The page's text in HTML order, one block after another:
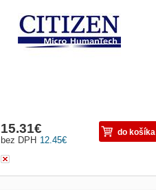
zakoupení spolu s tiskárnou, jinak 90 dnů)
12.45€
bez DPH
15.31€ do košíka